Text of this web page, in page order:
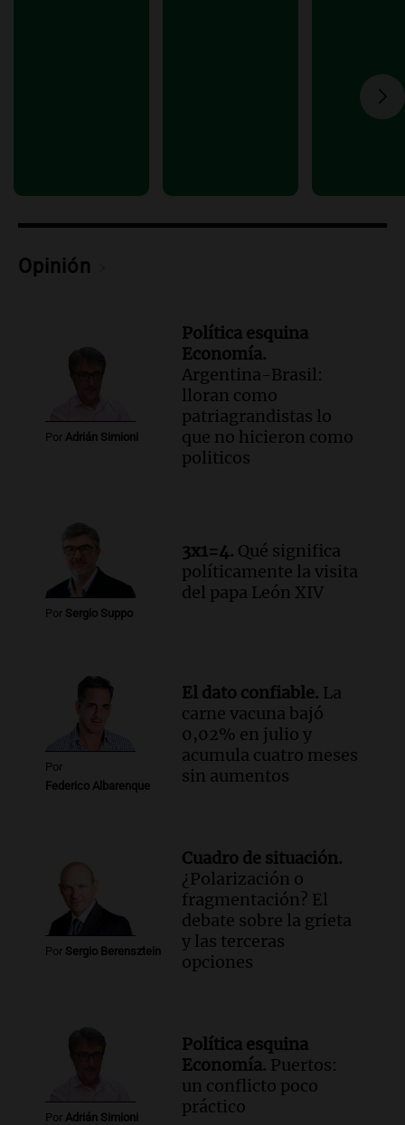
Monseñor Fenoy celebra la visita
Fe relativiza el impacto del fallo sobre
jubilaciones en la provincia
Panorama Federal
Opinión
Por Adrián Simioni
Política esquina
Economía.
Argentina-Brasil:
lloran como
patriagrandistas lo
que no hicieron como
politicos
Por Sergio Suppo
3x1=4. Qué significa
políticamente la visita
del papa León XIV
Por
Federico Albarenque
El dato confiable. La
carne vacuna bajó
0,02% en julio y
acumula cuatro meses
sin aumentos
Por Sergio Berensztein
Cuadro de situación.
¿Polarización o
fragmentación? El
debate sobre la grieta
y las terceras
opciones
Por Adrián Simioni
Política esquina
Economía. Puertos:
un conflicto poco
práctico